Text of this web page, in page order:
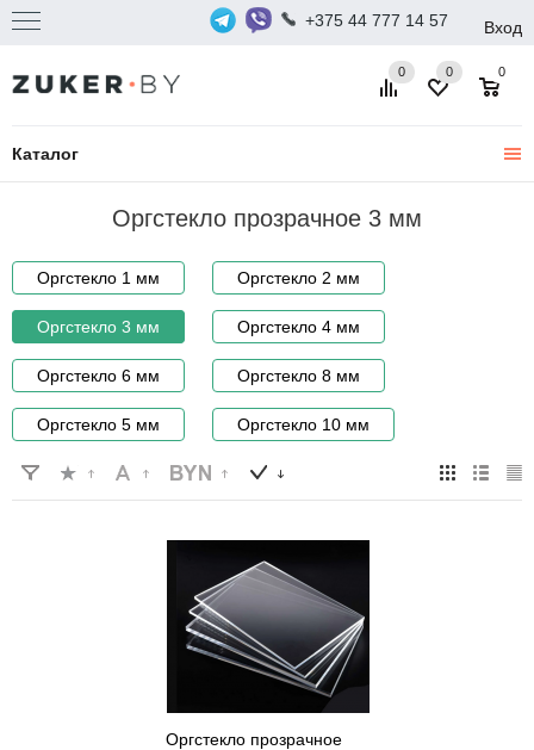
+375 44 777 14 57 Вход
Каталог
0 0
0
Оргстекло прозрачное 3 мм
Оргстекло 1 мм Оргстекло 2 мм
Оргстекло 3 мм Оргстекло 4 мм
Оргстекло 6 мм Оргстекло 8 мм
Оргстекло 5 мм Оргстекло 10 мм
Оргстекло прозрачное